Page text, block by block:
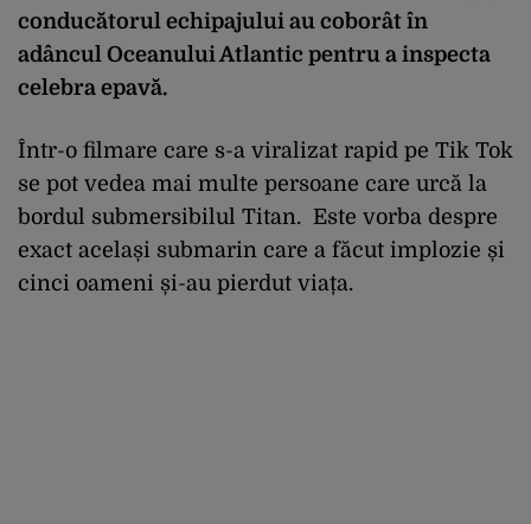
conducătorul echipajului au coborât în
adâncul Oceanului Atlantic pentru a inspecta
celebra epavă.
Într-o filmare care s-a viralizat rapid pe Tik Tok
se pot vedea mai multe persoane care urcă la
bordul submersibilul Titan. Este vorba despre
exact același submarin care a făcut implozie și
cinci oameni și-au pierdut viața.